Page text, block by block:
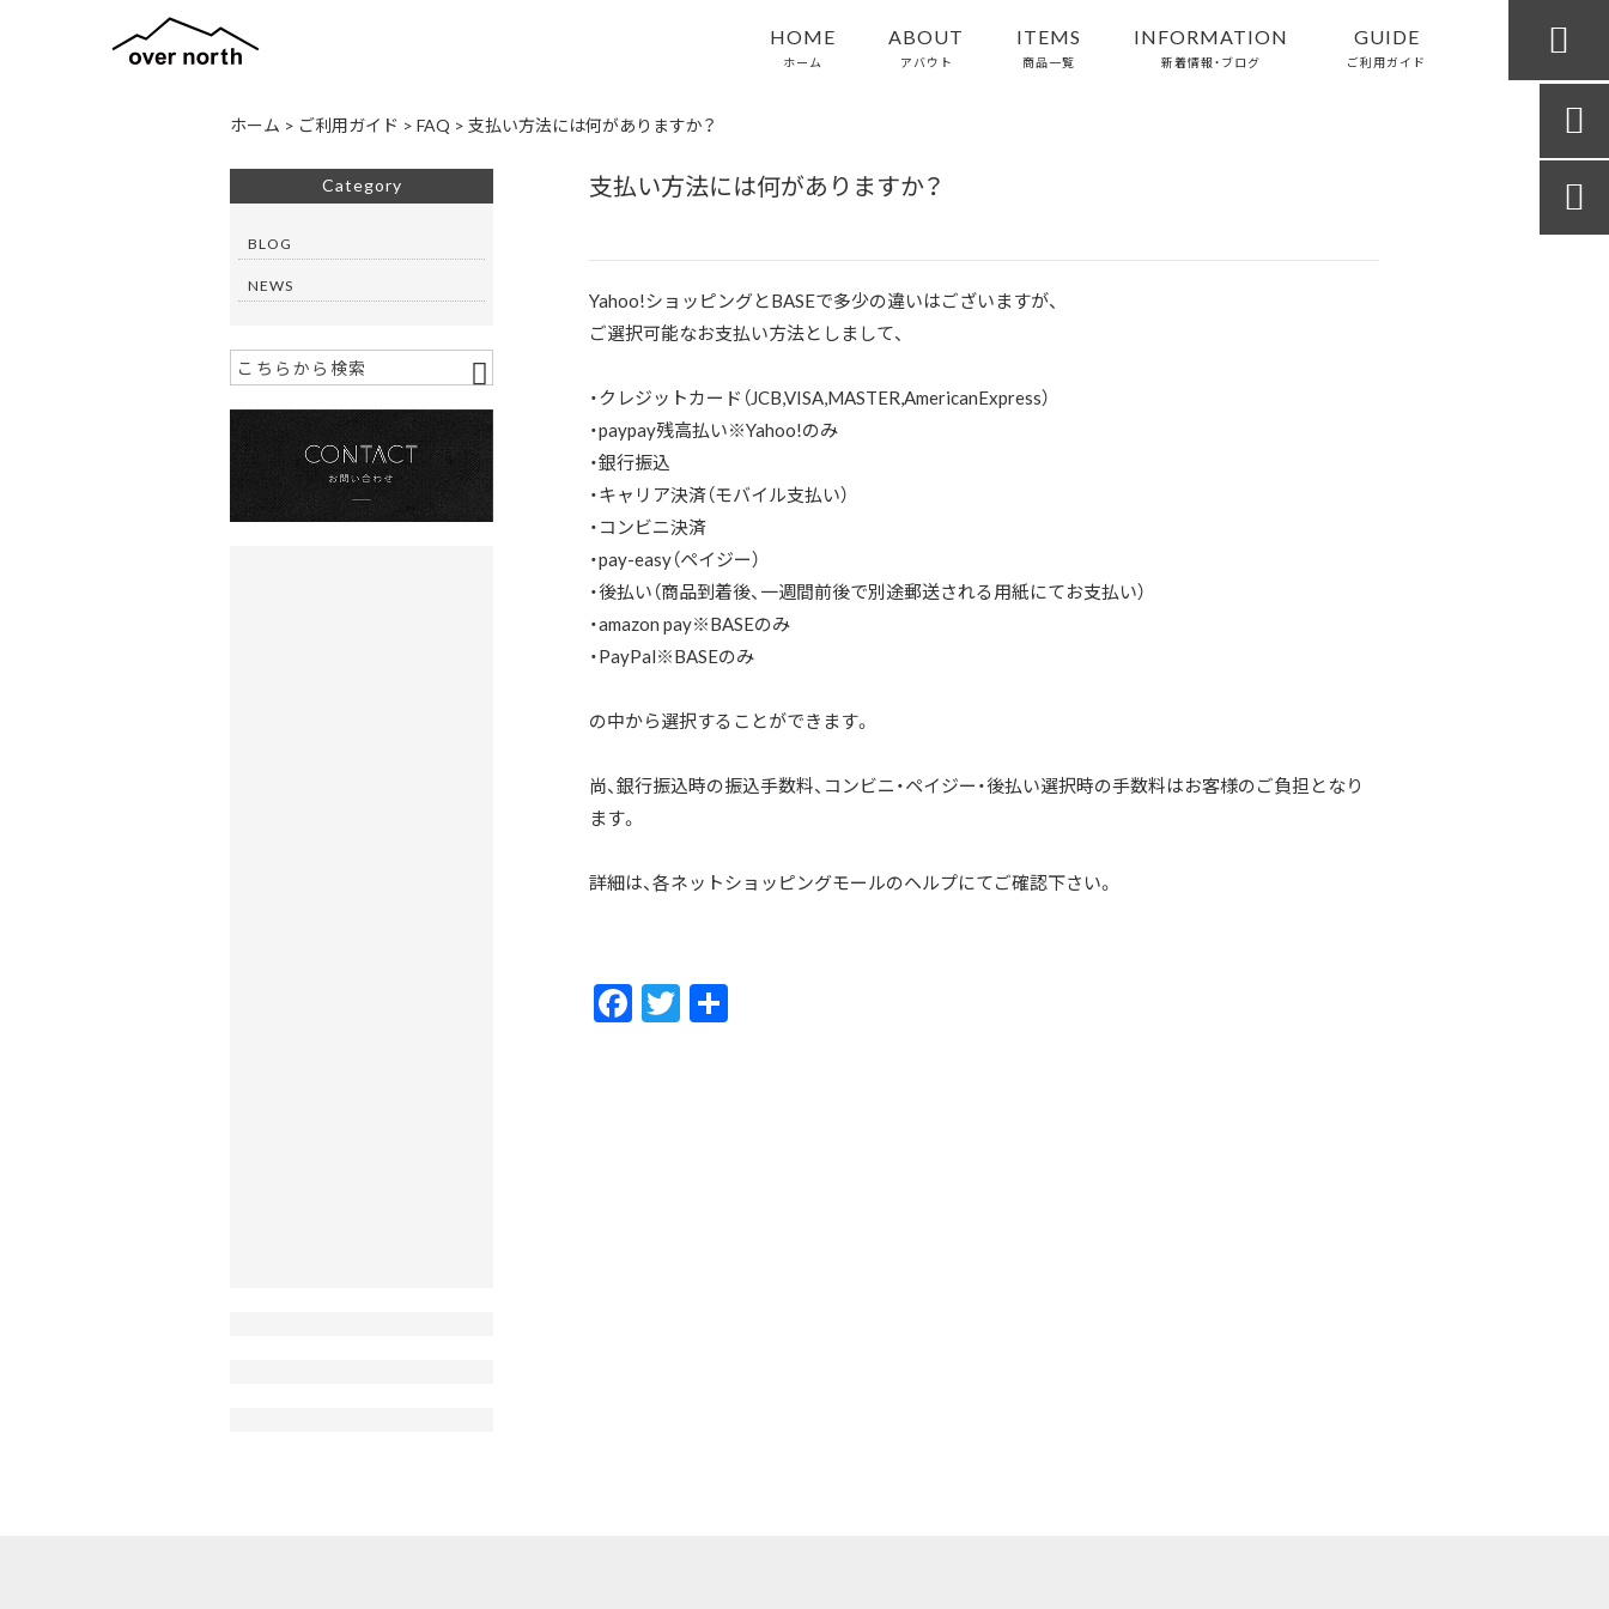
HOME
ホーム
ABOUT
アバウト
ITEMS
商品一覧
INFORMATION
新着情報・ブログ
GUIDE
ご利用ガイド

ホーム > ご利用ガイド > FAQ > 支払い方法には何がありますか？
支払い方法には何がありますか？
Yahoo!ショッピングとBASEで多少の違いはございますが、
ご選択可能なお支払い方法としまして、
・クレジットカード（JCB,VISA,MASTER,AmericanExpress）
・paypay残高払い※Yahoo!のみ
・銀行振込
・キャリア決済（モバイル支払い）
・コンビニ決済
・pay-easy（ペイジー）
・後払い（商品到着後、一週間前後で別途郵送される用紙にてお支払い）
・amazon pay※BASEのみ
・PayPal※BASEのみ
の中から選択することができます。
尚、銀行振込時の振込手数料、コンビニ・ペイジー・後払い選択時の手数料はお客様のご負担となり
ます。
詳細は、各ネットショッピングモールのヘルプにてご確認下さい。
F
ac
T
w
Category
BLOG
NEWS

